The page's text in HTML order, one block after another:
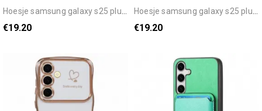
hoesje samsung galaxy s25 plus 5g compatibel met magsafe honeycomb bescherming hoesje
€19.20
hoesje samsung galaxy s25 plus 5g magnetisch hart bescherming hoesje
€19.20